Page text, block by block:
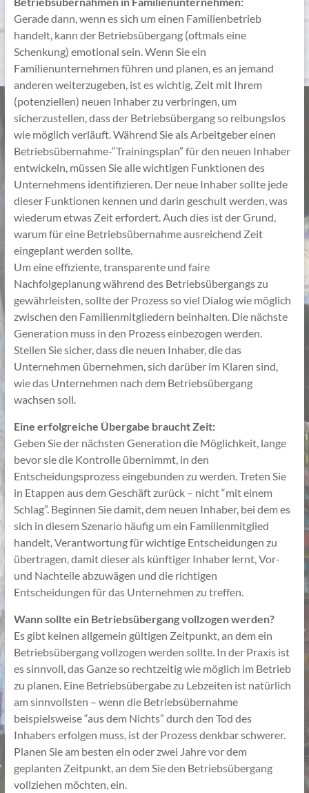
Gerade dann, wenn es sich um einen Familienbetrieb
handelt, kann der Betriebsübergang (oftmals eine
Schenkung) emotional sein. Wenn Sie ein
Familienunternehmen führen und planen, es an jemand
anderen weiterzugeben, ist es wichtig, Zeit mit Ihrem
(potenziellen) neuen Inhaber zu verbringen, um
sicherzustellen, dass der Betriebsübergang so reibungslos
wie möglich verläuft. Während Sie als Arbeitgeber einen
Betriebsübernahme-“Trainingsplan” für den neuen Inhaber
entwickeln, müssen Sie alle wichtigen Funktionen des
Unternehmens identifizieren. Der neue Inhaber sollte jede
dieser Funktionen kennen und darin geschult werden, was
wiederum etwas Zeit erfordert. Auch dies ist der Grund,
warum für eine Betriebsübernahme ausreichend Zeit
eingeplant werden sollte.
Um eine effiziente, transparente und faire
Nachfolgeplanung während des Betriebsübergangs zu
gewährleisten, sollte der Prozess so viel Dialog wie möglich
zwischen den Familienmitgliedern beinhalten. Die nächste
Generation muss in den Prozess einbezogen werden.
Stellen Sie sicher, dass die neuen Inhaber, die das
Unternehmen übernehmen, sich darüber im Klaren sind,
wie das Unternehmen nach dem Betriebsübergang
wachsen soll.
Eine erfolgreiche Übergabe braucht Zeit:
Geben Sie der nächsten Generation die Möglichkeit, lange
bevor sie die Kontrolle übernimmt, in den
Entscheidungsprozess eingebunden zu werden. Treten Sie
in Etappen aus dem Geschäft zurück – nicht “mit einem
Schlag”. Beginnen Sie damit, dem neuen Inhaber, bei dem es
sich in diesem Szenario häufig um ein Familienmitglied
handelt, Verantwortung für wichtige Entscheidungen zu
übertragen, damit dieser als künftiger Inhaber lernt, Vor-
und Nachteile abzuwägen und die richtigen
Entscheidungen für das Unternehmen zu treffen.
Wann sollte ein Betriebsübergang vollzogen werden?
Es gibt keinen allgemein gültigen Zeitpunkt, an dem ein
Betriebsübergang vollzogen werden sollte. In der Praxis ist
es sinnvoll, das Ganze so rechtzeitig wie möglich im Betrieb
zu planen. Eine Betriebsübergabe zu Lebzeiten ist natürlich
am sinnvollsten – wenn die Betriebsübernahme
beispielsweise “aus dem Nichts” durch den Tod des
Inhabers erfolgen muss, ist der Prozess denkbar schwerer.
Planen Sie am besten ein oder zwei Jahre vor dem
geplanten Zeitpunkt, an dem Sie den Betriebsübergang
vollziehen möchten, ein.